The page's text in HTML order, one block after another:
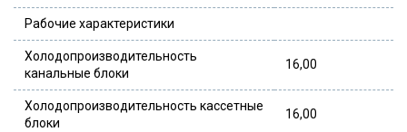
Рабочие характеристики
Холодопроизводительность
канальные блоки
16,00
Холодопроизводительность кассетные
блоки
16,00